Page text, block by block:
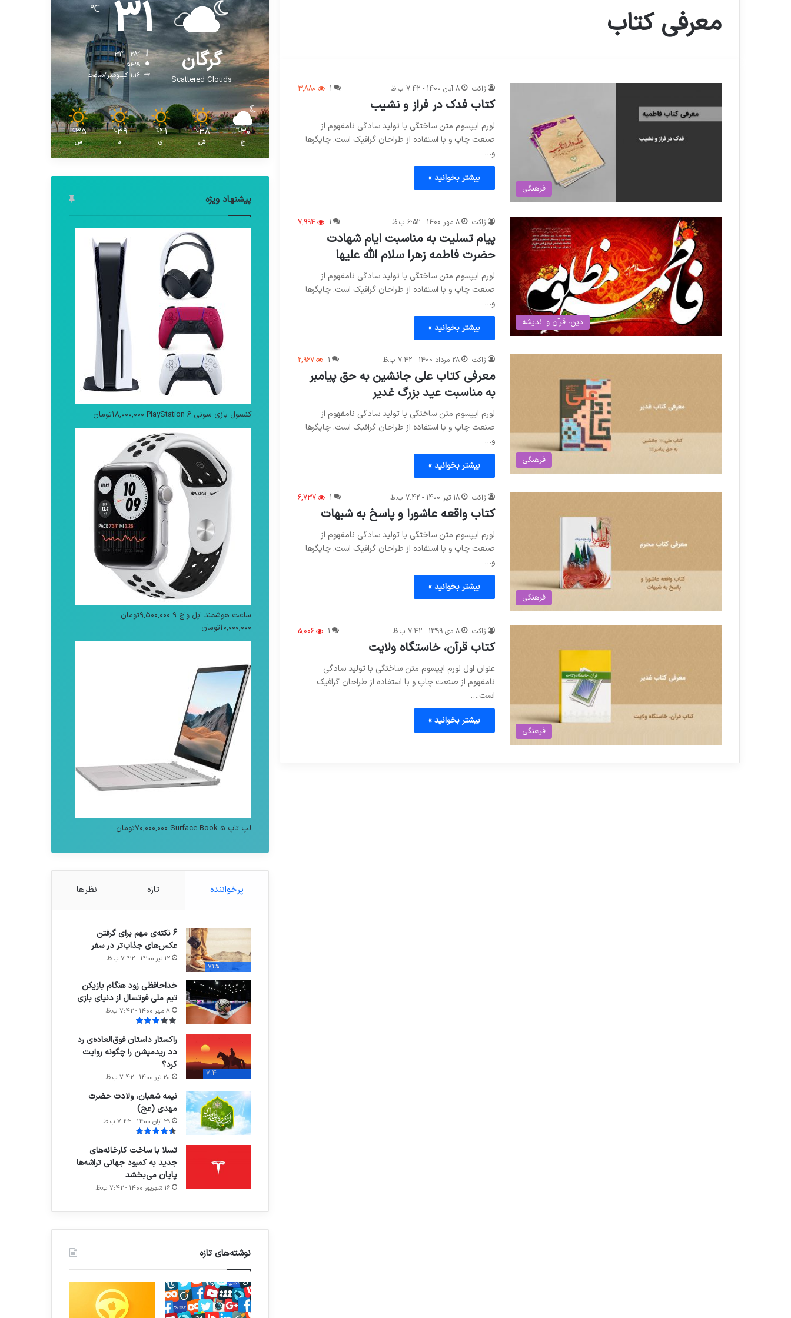
معرفی کتاب
فرهنگی
ژاکت 8 آبان 1400 - 7:42 ب.ظ 1
3,880
کتاب فدک در فراز و نشیب
لورم ایپسوم متن ساختگی با تولید سادگی نامفهوم از
صنعت چاپ و با استفاده از طراحان گرافیک است. چاپگرها
و…
بیشتر بخوانید »
دین، قرآن و اندیشه
ژاکت 8 مهر 1400 - 6:52 ب.ظ 1
7,994
پیام تسلیت به مناسبت ایام شهادت
حضرت فاطمه زهرا سلام الله علیها
لورم ایپسوم متن ساختگی با تولید سادگی نامفهوم از
صنعت چاپ و با استفاده از طراحان گرافیک است. چاپگرها
و…
بیشتر بخوانید »
فرهنگی
ژاکت 28 مرداد 1400 - 7:42 ب.ظ 1
2,967
معرفی کتاب علی جانشین به حق پیامبر
به مناسبت عید بزرگ غدیر
لورم ایپسوم متن ساختگی با تولید سادگی نامفهوم از
صنعت چاپ و با استفاده از طراحان گرافیک است. چاپگرها
و…
بیشتر بخوانید »
فرهنگی
ژاکت 18 تیر 1400 - 7:42 ب.ظ 1
6,737
کتاب واقعه عاشورا و پاسخ به شبهات
لورم ایپسوم متن ساختگی با تولید سادگی نامفهوم از
صنعت چاپ و با استفاده از طراحان گرافیک است. چاپگرها
و…
بیشتر بخوانید »
فرهنگی
ژاکت 8 دی 1399 - 7:42 ب.ظ 1
5,006
کتاب ⁣⁣قرآن، خاستگاه ولایت
عنوان اول لورم ایپسوم متن ساختگی با تولید سادگی
نامفهوم از صنعت چاپ و با استفاده از طراحان گرافیک
است.…
بیشتر بخوانید »
گرگان
Scattered Clouds
31
℃
31º - 28º
54%
1.16 کیلومتر/ساعت
30
℃
ج
38
℃
ش
41
℃
ی
39
℃
د
35
℃
س
پیشنهاد ویژه
کنسول بازی سونی PlayStation 6 ۱۸,۰۰۰,۰۰۰تومان
ساعت هوشمند اپل واچ 9 ۹,۵۰۰,۰۰۰تومان –
۱۰,۰۰۰,۰۰۰تومان
قیمت:
۱۰,۰۰۰,۰۰۰تومان
لپ تاپ Surface Book 5 ۷۰,۰۰۰,۰۰۰تومان
پرخواننده تازه نظرها
71%
6 نکته‌ی مهم برای گرفتن
عکس‌های جذاب‌تر در سفر
12 تیر 1400 - 7:42 ب.ظ
خداحافظی زود هنگام بازیکن
تیم ملی فوتسال از دنیای بازی
8 مهر 1400 - 7:42 ب.ظ
7.4
راکستار داستان فوق‌العاده‌ی رد
دد ریدمپشن را چگونه روایت
کرد؟
20 تیر 1400 - 7:42 ب.ظ
نیمه شعبان، ولادت حضرت
مهدی (عج)
29 آبان 1400 - 7:42 ب.ظ
تسلا با ساخت کارخانه‌های
جدید به کمبود جهانی تراشه‌ها
پایان می‌بخشد
16 شهریور 1400 - 7:42 ب.ظ
نوشته‌های تازه